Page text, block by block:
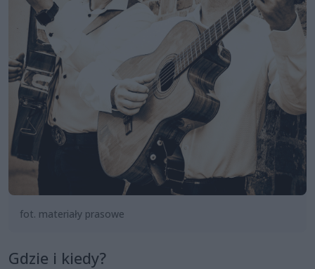
fot. materiały prasowe
Gdzie i kiedy?